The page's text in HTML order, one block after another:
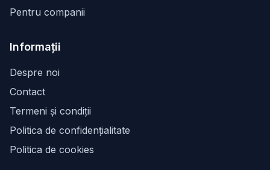
Pentru companii
Informații
Despre noi
Contact
Termeni și condiții
Politica de confidențialitate
Politica de cookies